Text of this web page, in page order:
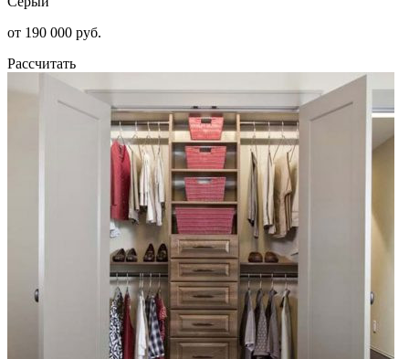
от 190 000 руб.
Рассчитать